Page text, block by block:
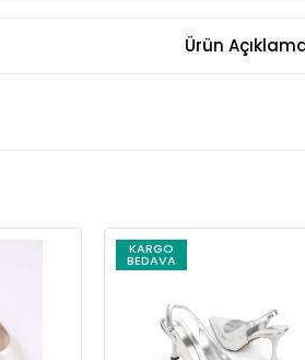
Ürün
KARGO
BEDAVA